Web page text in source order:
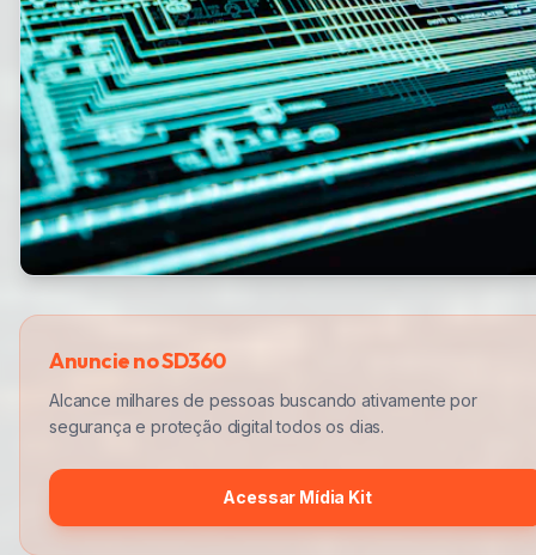
Anuncie no SD360
Alcance milhares de pessoas buscando ativamente por
segurança e proteção digital todos os dias.
Acessar Mídia Kit